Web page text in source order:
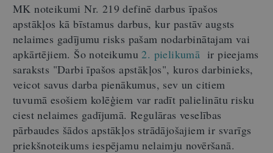
MK noteikumi Nr. 219 definē darbus īpašos
apstākļos kā bīstamus darbus, kur pastāv augsts
nelaimes gadījumu risks pašam nodarbinātajam vai
apkārtējiem. Šo noteikumu2. pielikumā ir pieejams
saraksts "Darbi īpašos apstākļos", kuros darbinieks,
veicot savus darba pienākumus, sev un citiem
tuvumā esošiem kolēģiem var radīt palielinātu risku
ciest nelaimes gadījumā. Regulāras veselības
pārbaudes šādos apstākļos strādājošajiem ir svarīgs
priekšnoteikums iespējamu nelaimju novēršanā.